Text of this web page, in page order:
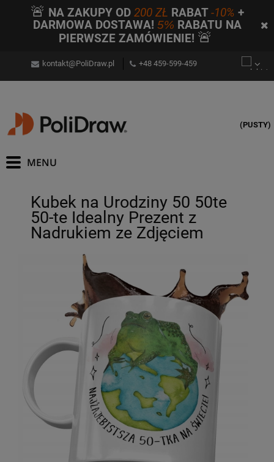
🚨 NA ZAKUPY OD200 ZŁ RABAT-10% +
DARMOWA DOSTAWA! 5% RABATU NA
PIERWSZE ZAMÓWIENIE! 🚨
kontakt@PoliDraw.pl +48 459-599-459
(PUSTY)
Kubek na Urodziny 50 50te
50-te Idealny Prezent z
Nadrukiem ze Zdjęciem